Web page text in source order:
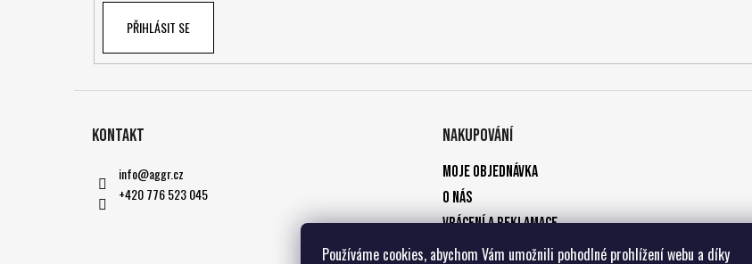
Používáme cookies, abychom Vám umožnili pohodlné prohlížení webu a díky
PŘIHLÁSIT SE
Kontakt
info@aggr.cz
+420 776 523 045
Nakupování
Moje objednávka
O nás
Vrácení a reklamace
Způsoby platby